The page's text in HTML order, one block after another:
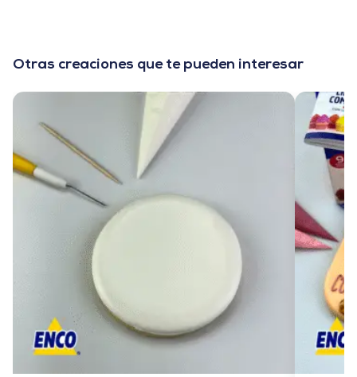
Otras creaciones que te pueden interesar